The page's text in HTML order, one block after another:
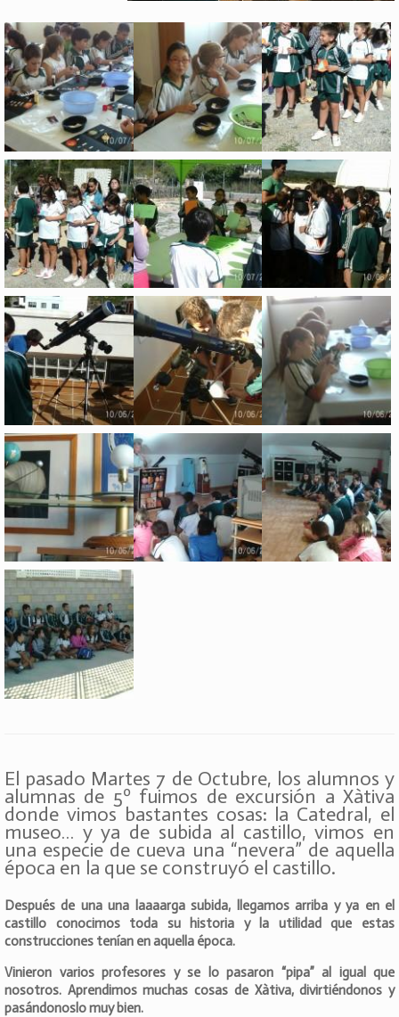
El pasado Martes 7 de Octubre, los alumnos y
alumnas de 5º fuimos de excursión a Xàtiva
donde vimos bastantes cosas: la Catedral, el
museo… y ya de subida al castillo, vimos en
una especie de cueva una “nevera” de aquella
época en la que se construyó el castillo.
Después de una una laaaarga subida, llegamos arriba y ya en el
castillo conocimos toda su historia y la utilidad que estas
construcciones tenían en aquella época.
Vinieron varios profesores y se lo pasaron “pipa” al igual que
nosotros. Aprendimos muchas cosas de Xàtiva, divirtiéndonos y
pasándonoslo muy bien.